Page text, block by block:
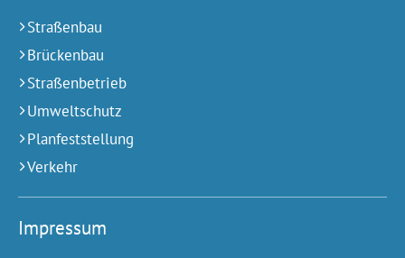
Straßenbau
Brückenbau
Straßenbetrieb
Umweltschutz
Planfeststellung
Verkehr
Impressum